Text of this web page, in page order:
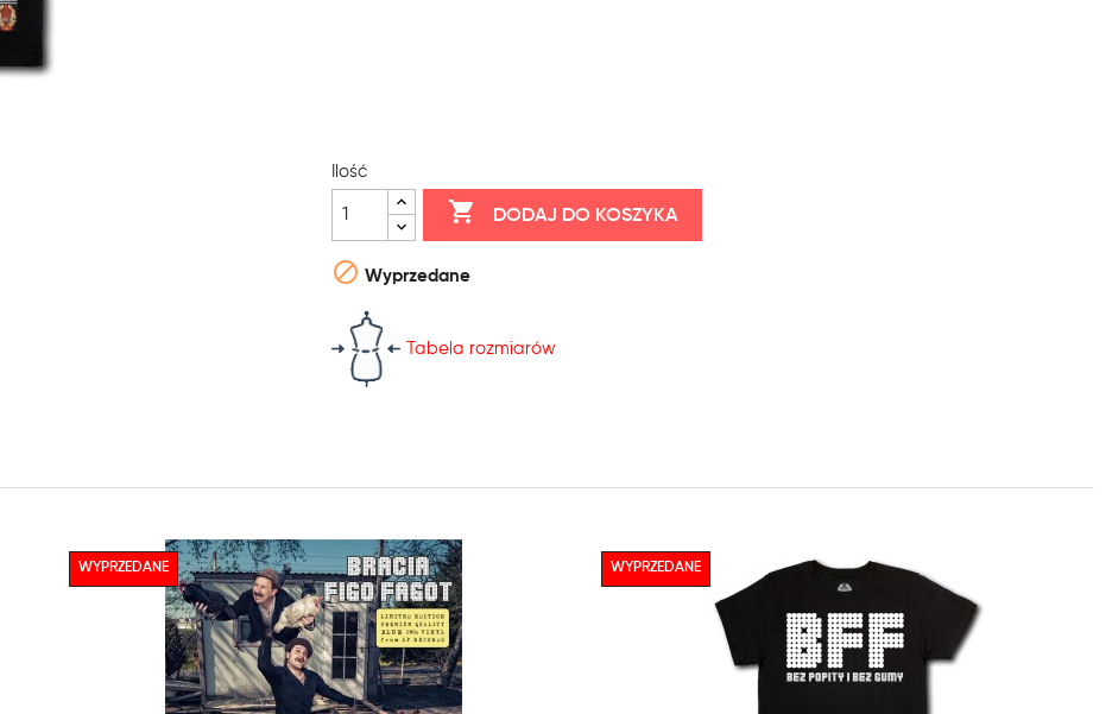
Ilość
 DODAJ DO KOSZYKA
 Wyprzedane
Tabela rozmiarów
WYPRZEDANE WYPRZEDANE